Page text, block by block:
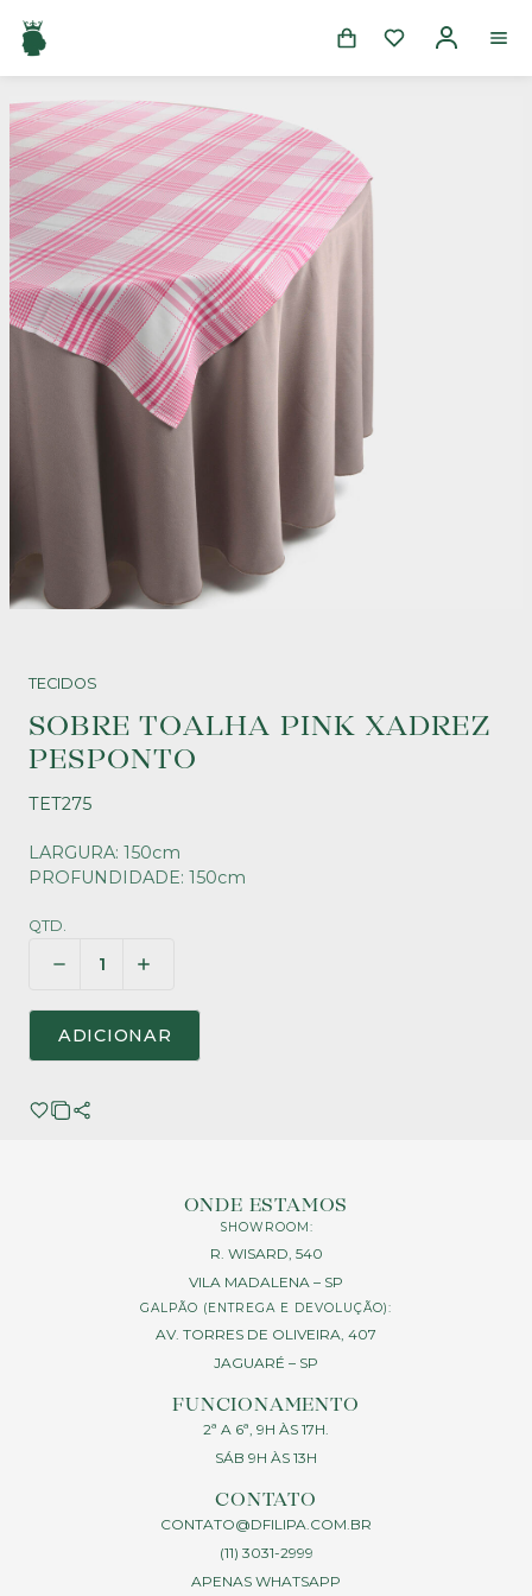
TECIDOS
SOBRE TOALHA PINK XADREZ
PESPONTO
TET275
LARGURA: 150cm
PROFUNDIDADE: 150cm
QTD.
ADICIONAR
ONDE ESTAMOS
SHOWROOM:
R. WISARD, 540
VILA MADALENA – SP
GALPÃO (ENTREGA E DEVOLUÇÃO):
AV. TORRES DE OLIVEIRA, 407
JAGUARÉ – SP
FUNCIONAMENTO
2ª A 6ª, 9H ÀS 17H.
SÁB 9H ÀS 13H
CONTATO
CONTATO@DFILIPA.COM.BR
(11) 3031-2999
APENAS WHATSAPP